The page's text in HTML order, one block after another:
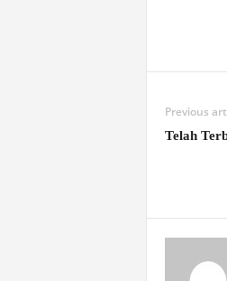
Previous
Telah